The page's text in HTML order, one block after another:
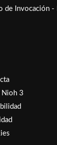
de Invocación -
Nioh 3